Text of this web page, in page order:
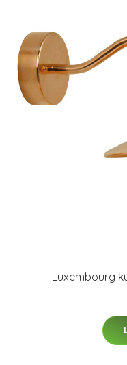
Luxembourg